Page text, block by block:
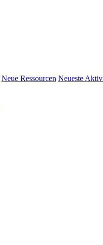
Neue Ressourcen Neueste